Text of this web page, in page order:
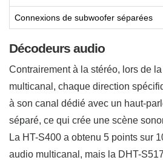
Connexions de subwoofer séparées
Décodeurs audio
Contrairement à la stéréo, lors de
multicanal, chaque direction
à son canal dédié avec un haut-
séparé, ce qui crée une scène
La HT-S400 a obtenu 5 points sur
audio multicanal, mais la DHT-